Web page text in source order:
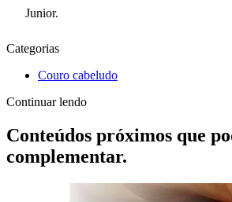
Junior.
Categorias
Couro cabeludo
Continuar lendo
Conteúdos próximos que
complementar.